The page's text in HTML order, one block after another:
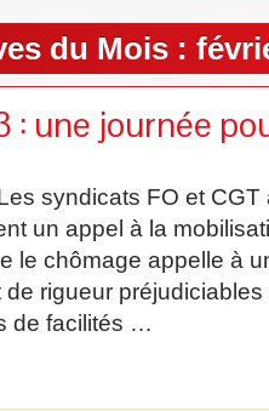
du Mois :
: une journée
syndicats FO et CGT
un appel à la
le chômage appelle à
de rigueur préjudiciables
de facilités …